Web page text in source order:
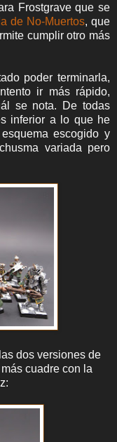
Frostgrave que se
de No-Muertos, que
cumplir otro más
poder terminarla,
ir más rápido,
se nota. De todas
inferior a lo que he
escogido y
variada pero
dos versiones de
cuadre con la